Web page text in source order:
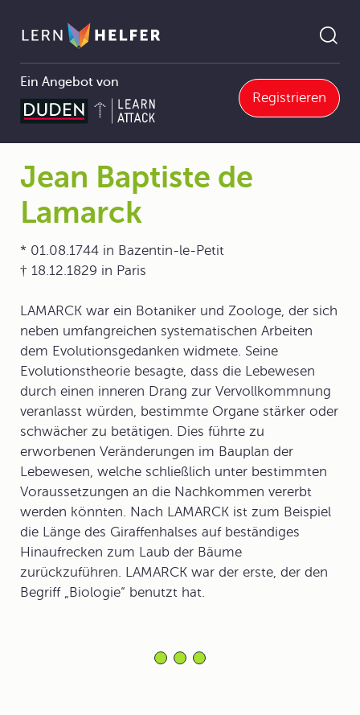
Ein Angebot von
Registrieren
Pfadnavigation
1.2 Die Entwicklung der Biologie als Wissenschaft 1.2.5 DARWINs Evolutionstheorie erklärt die biologische Vielfalt Jean Baptiste de Lamarck
Jean Baptiste de
Lamarck
* 01.08.1744 in Bazentin-le-Petit
† 18.12.1829 in Paris
LAMARCK war ein Botaniker und Zoologe, der sich
neben umfangreichen systematischen Arbeiten
dem Evolutionsgedanken widmete. Seine
Evolutionstheorie besagte, dass die Lebewesen
durch einen inneren Drang zur Vervollkommnung
veranlasst würden, bestimmte Organe stärker oder
schwächer zu betätigen. Dies führte zu
erworbenen Veränderungen im Bauplan der
Lebewesen, welche schließlich unter bestimmten
Voraussetzungen an die Nachkommen vererbt
werden könnten. Nach LAMARCK ist zum Beispiel
die Länge des Giraffenhalses auf beständiges
Hinaufrecken zum Laub der Bäume
zurückzuführen. LAMARCK war der erste, der den
Begriff „Biologie“ benutzt hat.